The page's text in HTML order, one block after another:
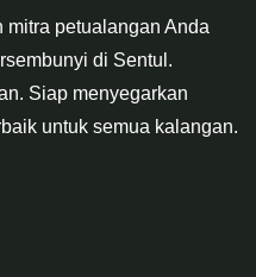
mitra petualangan Anda
di Sentul.
Siap menyegarkan
untuk semua kalangan.